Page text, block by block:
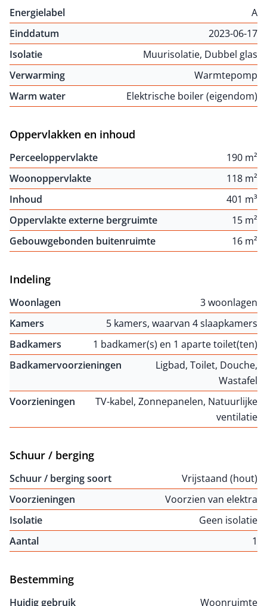
Energielabel
A
Einddatum
2023-06-17
Isolatie
Muurisolatie, Dubbel glas
Verwarming
Warmtepomp
Warm water
Elektrische boiler (eigendom)
Oppervlakken en inhoud
Perceeloppervlakte
190 m²
Woonoppervlakte
118 m²
Inhoud
401 m³
Oppervlakte externe bergruimte
15 m²
Gebouwgebonden buitenruimte
16 m²
Indeling
Woonlagen
3 woonlagen
Kamers
5 kamers, waarvan 4 slaapkamers
Badkamers
1 badkamer(s) en 1 aparte toilet(ten)
Badkamervoorzieningen
Ligbad, Toilet, Douche,
Wastafel
Voorzieningen
TV-kabel, Zonnepanelen, Natuurlijke
ventilatie
Schuur / berging
Schuur / berging soort
Vrijstaand (hout)
Voorzieningen
Voorzien van elektra
Isolatie
Geen isolatie
Aantal
1
Bestemming
Huidig gebruik Woonruimte